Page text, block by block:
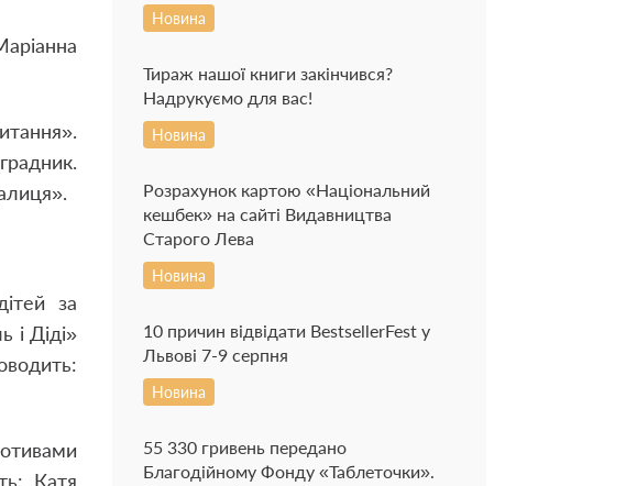
за
і Діді»
Катя
Новина
Тираж нашої книги закінчився?
Надрукуємо для вас!
Новина
Розрахунок картою «Національний
кешбек» на сайті Видавництва
Старого Лева
Новина
10 причин відвідати BestsellerFest у
Львові 7-9 серпня
Новина
55 330 гривень передано
Благодійному Фонду «Таблеточки».